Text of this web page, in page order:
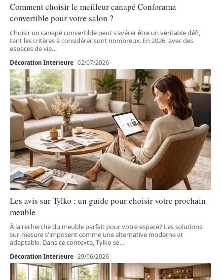
Comment choisir le meilleur canapé Conforama
convertible pour votre salon ?
Choisir un canapé convertible peut s'avérer être un véritable défi,
tant les critères à considérer sont nombreux. En 2026, avec des
espaces de vie…
Décoration Interieure 02/07/2026
Les avis sur Tylko : un guide pour choisir votre prochain
meuble
À la recherche du meuble parfait pour votre espace? Les solutions
sur-mesure s'imposent comme une alternative moderne et
adaptable. Dans ce contexte, Tylko se…
Décoration Interieure 29/06/2026